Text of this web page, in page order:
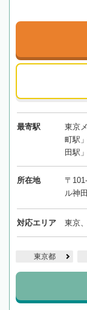
最寄駅
東京
町駅
田駅
所在地
〒
ル神
対応エリア 東京
東京都